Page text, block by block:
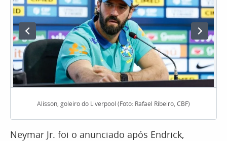
Alisson, goleiro do Liverpool (Foto: Rafael Ribeiro, CBF)
Neymar Jr. foi o anunciado após Endrick,